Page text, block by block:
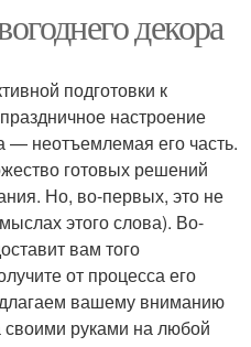
декора
подготовки к
настроение
— неотъемлемая его часть.
готовых решений
Но, во-первых, это не
этого слова). Во-
вам того
от процесса его
вашему вниманию
своими руками на любой